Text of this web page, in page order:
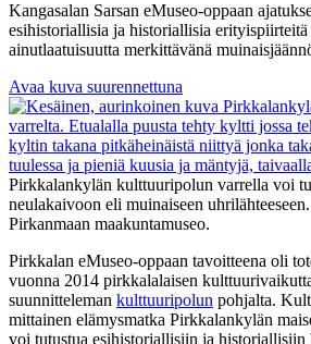
Kangasalan Sarsan eMuseo-oppaan
esihistoriallisia ja historiallisia erityispiirteitä
ainutlaatuisuutta merkittävänä
Avaa kuva suurennettuna
Pirkkalankylän kulttuuripolun varrella voi
neulakaivoon eli muinaiseen
Pirkanmaan maakuntamuseo.
Pirkkalan eMuseo-oppaan tavoitteena oli
vuonna 2014 pirkkalalaisen
suunnitteleman kulttuuripolun pohjalta.
mittainen elämysmatka Pirkkalankylän
voi tutustua esihistoriallisiin ja historiallisiin